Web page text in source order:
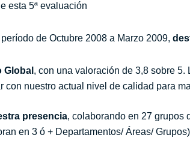
esta 5ª evaluación
de Octubre 2008 a Marzo 2009,
Global , con una valoración de 3,8 sobre
con nuestro actual nivel de calidad para
presencia, colaborando en 27 grupos
en 3 ó + Departamentos/ Áreas/